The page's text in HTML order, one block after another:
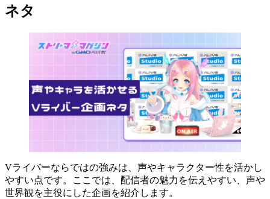
ネタ
Vライバーならではの強みは、声やキャラクター性を活かし
やすい点です。ここでは、配信者の魅力を伝えやすい、声や
世界観を主役にした企画を紹介します。